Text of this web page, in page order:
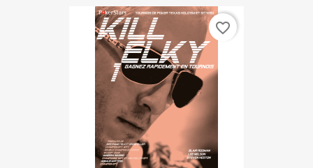
favorite_border